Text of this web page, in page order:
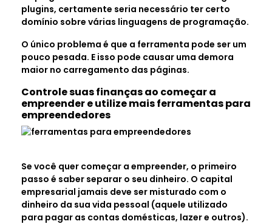
plugins, certamente seria necessário ter certo
domínio sobre várias linguagens de programação.
O único problema é que a ferramenta pode ser um
pouco pesada. E isso pode causar uma demora
maior no carregamento das páginas.
Controle suas finanças ao começar a
empreender e utilize mais ferramentas para
empreendedores
Se você quer começar a empreender, o primeiro
passo é saber separar o seu dinheiro. O capital
empresarial jamais deve ser misturado com o
dinheiro da sua vida pessoal (aquele utilizado
para pagar as contas domésticas, lazer e outros).